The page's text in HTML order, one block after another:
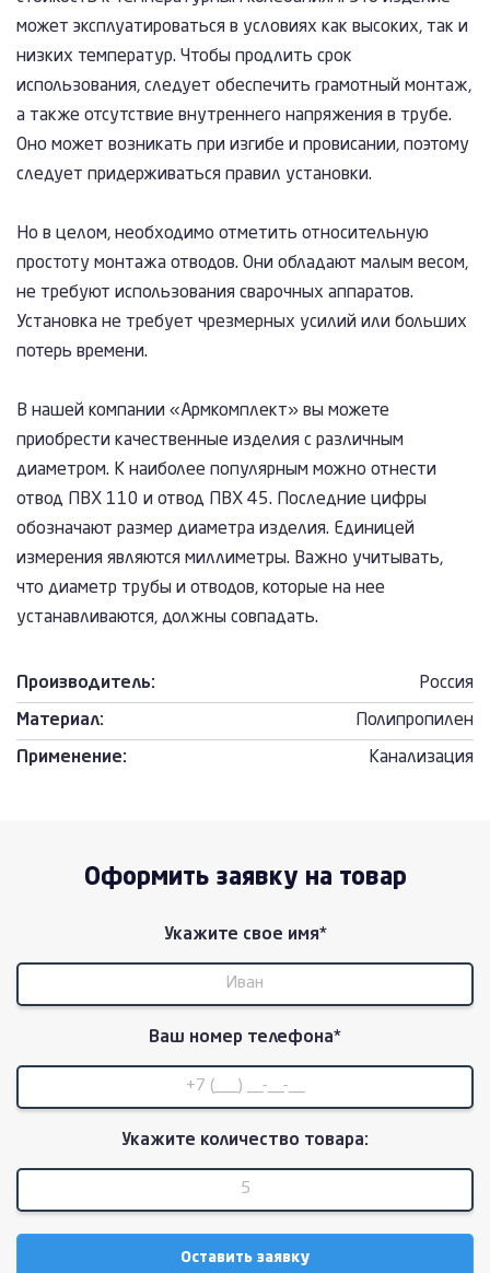
может эксплуатироваться в условиях как высоких, так и
низких температур. Чтобы продлить срок
использования, следует обеспечить грамотный монтаж,
а также отсутствие внутреннего напряжения в трубе.
Оно может возникать при изгибе и провисании, поэтому
следует придерживаться правил установки.
Но в целом, необходимо отметить относительную
простоту монтажа отводов. Они обладают малым весом,
не требуют использования сварочных аппаратов.
Установка не требует чрезмерных усилий или больших
потерь времени.
В нашей компании «Армкомплект» вы можете
приобрести качественные изделия с различным
диаметром. К наиболее популярным можно отнести
отвод ПВХ 110 и отвод ПВХ 45. Последние цифры
обозначают размер диаметра изделия. Единицей
измерения являются миллиметры. Важно учитывать,
что диаметр трубы и отводов, которые на нее
устанавливаются, должны совпадать.
Производитель: Россия
Материал: Полипропилен
Применение: Канализация
Оформить заявку на товар
Укажите свое имя*
Ваш номер телефона*
Укажите количество товара: